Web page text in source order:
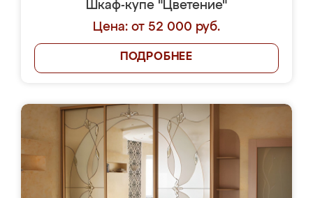
Шкаф-купе "Цветение"
Цена: от 52 000 руб.
ПОДРОБНЕЕ